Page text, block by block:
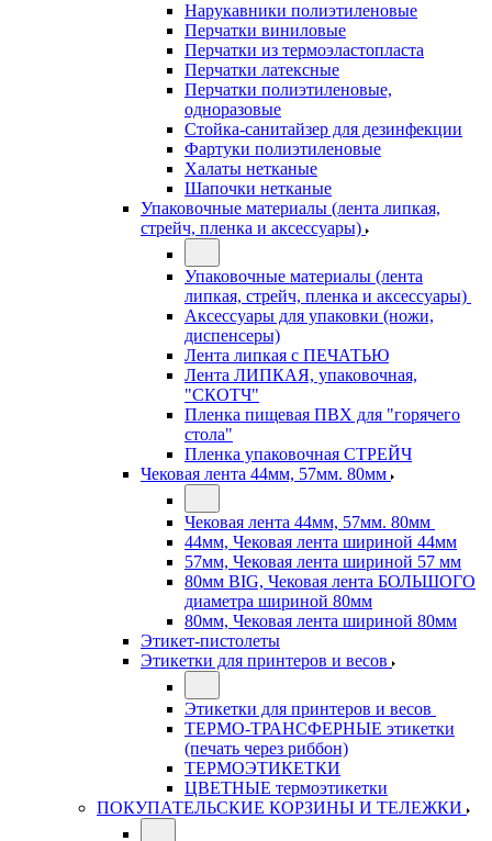
Нарукавники полиэтиленовые
Перчатки виниловые
Перчатки из термоэластопласта
Перчатки латексные
Перчатки полиэтиленовые,
одноразовые
Стойка-санитайзер для дезинфекции
Фартуки полиэтиленовые
Халаты нетканые
Шапочки нетканые
Упаковочные материалы (лента липкая,
стрейч, пленка и аксессуары)
Упаковочные материалы (лента
липкая, стрейч, пленка и аксессуары)
Аксессуары для упаковки (ножи,
диспенсеры)
Лента липкая с ПЕЧАТЬЮ
Лента ЛИПКАЯ, упаковочная,
"СКОТЧ"
Пленка пищевая ПВХ для "горячего
стола"
Пленка упаковочная СТРЕЙЧ
Чековая лента 44мм, 57мм. 80мм
Чековая лента 44мм, 57мм. 80мм
44мм, Чековая лента шириной 44мм
57мм, Чековая лента шириной 57 мм
80мм BIG, Чековая лента БОЛЬШОГО
диаметра шириной 80мм
80мм, Чековая лента шириной 80мм
Этикет-пистолеты
Этикетки для принтеров и весов
Этикетки для принтеров и весов
ТЕРМО-ТРАНСФЕРНЫЕ этикетки
(печать через риббон)
ТЕРМОЭТИКЕТКИ
ЦВЕТНЫЕ термоэтикетки
ПОКУПАТЕЛЬСКИЕ КОРЗИНЫ И ТЕЛЕЖКИ